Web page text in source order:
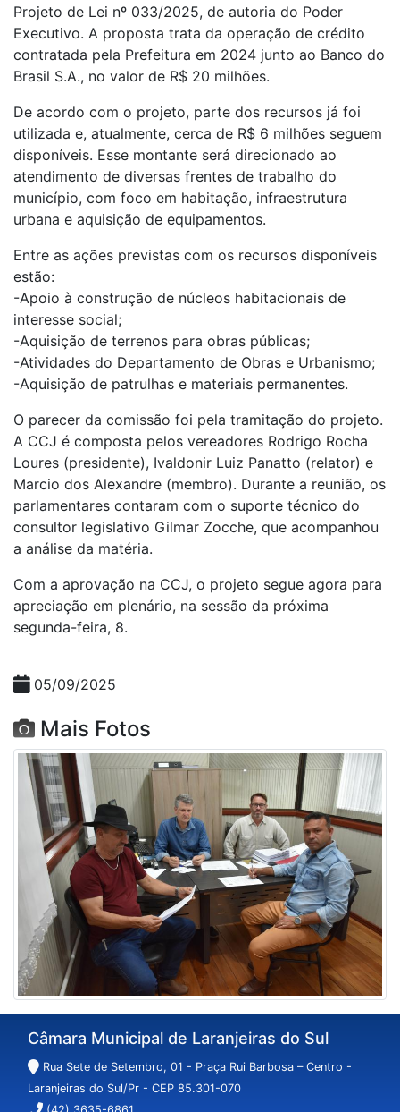
Projeto de Lei nº 033/2025, de autoria do Poder
Executivo. A proposta trata da operação de crédito
contratada pela Prefeitura em 2024 junto ao Banco do
Brasil S.A., no valor de R$ 20 milhões.
De acordo com o projeto, parte dos recursos já foi
utilizada e, atualmente, cerca de R$ 6 milhões seguem
disponíveis. Esse montante será direcionado ao
atendimento de diversas frentes de trabalho do
município, com foco em habitação, infraestrutura
urbana e aquisição de equipamentos.
Entre as ações previstas com os recursos disponíveis
estão:
-Apoio à construção de núcleos habitacionais de
interesse social;
-Aquisição de terrenos para obras públicas;
-Atividades do Departamento de Obras e Urbanismo;
-Aquisição de patrulhas e materiais permanentes.
O parecer da comissão foi pela tramitação do projeto.
A CCJ é composta pelos vereadores Rodrigo Rocha
Loures (presidente), Ivaldonir Luiz Panatto (relator) e
Marcio dos Alexandre (membro). Durante a reunião, os
parlamentares contaram com o suporte técnico do
consultor legislativo Gilmar Zocche, que acompanhou
a análise da matéria.
Com a aprovação na CCJ, o projeto segue agora para
apreciação em plenário, na sessão da próxima
segunda-feira, 8.
05/09/2025
Mais Fotos
Câmara Municipal de Laranjeiras do Sul
Rua Sete de Setembro, 01 - Praça Rui Barbosa – Centro -
Laranjeiras do Sul/Pr - CEP 85.301-070